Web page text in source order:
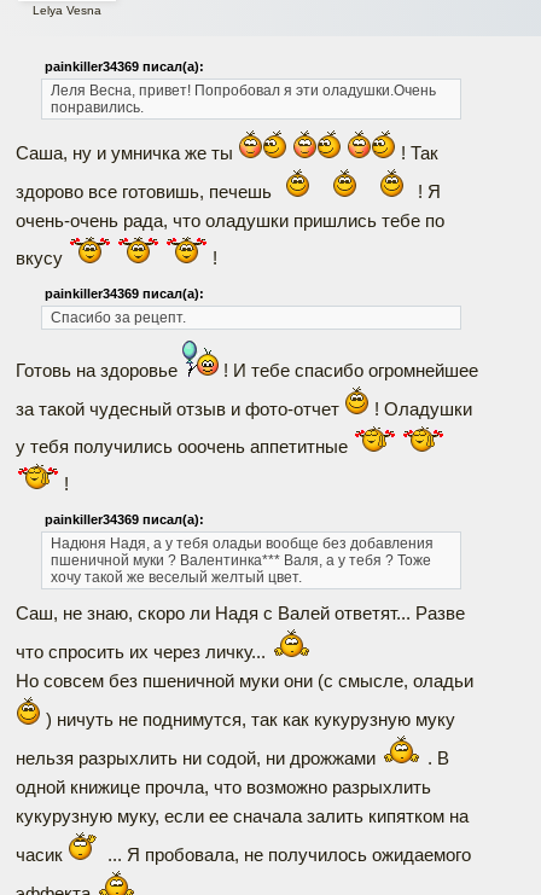
Lelya Vesna
painkiller34369 писал(а):
Леля Весна, привет! Попробовал я эти оладушки.Очень
понравились.
Саша, ну и умничка же ты
! Так
здорово все готовишь, печешь
! Я
очень-очень рада, что оладушки пришлись тебе по
вкусу
!
painkiller34369 писал(а):
Спасибо за рецепт.
Готовь на здоровье
! И тебе спасибо огромнейшее
за такой чудесный отзыв и фото-отчет
! Оладушки
у тебя получились ооочень аппетитные
!
painkiller34369 писал(а):
Надюня Надя, а у тебя оладьи вообще без добавления
пшеничной муки ? Валентинка*** Валя, а у тебя ? Тоже
хочу такой же веселый желтый цвет.
Саш, не знаю, скоро ли Надя с Валей ответят... Разве
что спросить их через личку...
Но совсем без пшеничной муки они (с смысле, оладьи
) ничуть не поднимутся, так как кукурузную муку
нельзя разрыхлить ни содой, ни дрожжами
. В
одной книжице прочла, что возможно разрыхлить
кукурузную муку, если ее сначала залить кипятком на
часик
... Я пробовала, не получилось ожидаемого